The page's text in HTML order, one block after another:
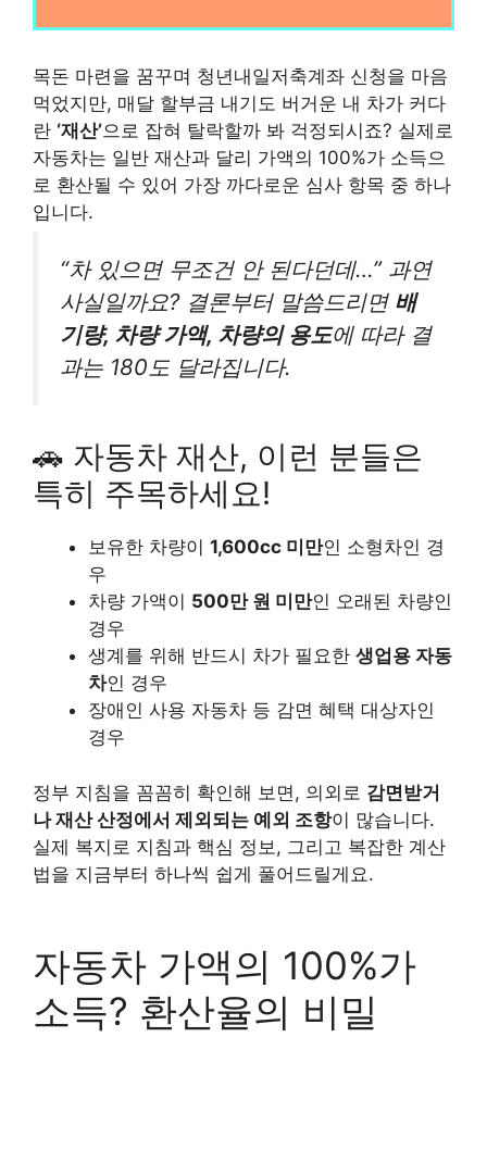
목돈 마련을 꿈꾸며 청년내일저축계좌 신청을 마음
먹었지만, 매달 할부금 내기도 버거운 내 차가 커다
란 ‘재산’으로 잡혀 탈락할까 봐 걱정되시죠? 실제로
자동차는 일반 재산과 달리 가액의 100%가 소득으
로 환산될 수 있어 가장 까다로운 심사 항목 중 하나
입니다.
“차 있으면 무조건 안 된다던데…” 과연
사실일까요? 결론부터 말씀드리면 배
기량, 차량 가액, 차량의 용도에 따라 결
과는 180도 달라집니다.
🚗 자동차 재산, 이런 분들은
특히 주목하세요!
보유한 차량이 1,600cc 미만인 소형차인 경
우
차량 가액이 500만 원 미만인 오래된 차량인
경우
생계를 위해 반드시 차가 필요한 생업용 자동
차인 경우
장애인 사용 자동차 등 감면 혜택 대상자인
경우
정부 지침을 꼼꼼히 확인해 보면, 의외로 감면받거
나 재산 산정에서 제외되는 예외 조항이 많습니다.
실제 복지로 지침과 핵심 정보, 그리고 복잡한 계산
법을 지금부터 하나씩 쉽게 풀어드릴게요.
자동차 가액의 100%가
소득? 환산율의 비밀